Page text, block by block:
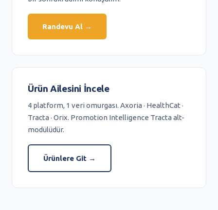
Randevu Al →
Ürün Ailesini İncele
4 platform, 1 veri omurgası. Axoria · HealthCat ·
Tracta · Orix. Promotion Intelligence Tracta alt-
modülüdür.
Ürünlere Git →